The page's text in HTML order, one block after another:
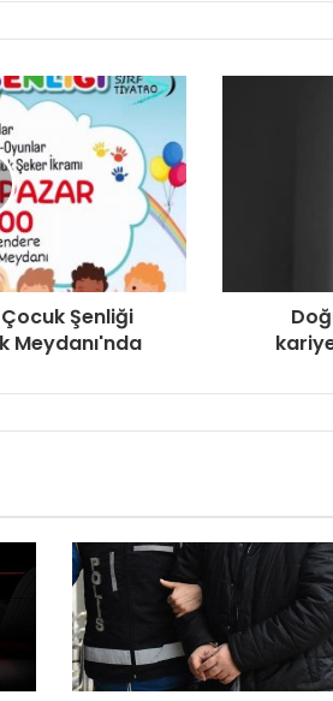
Şenliği
Meydanı'nda